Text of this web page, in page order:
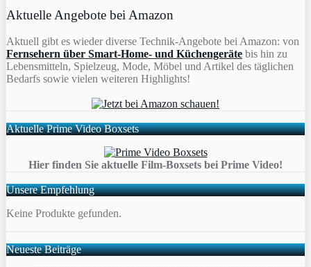
Aktuelle Angebote bei Amazon
Aktuell gibt es wieder diverse Technik-Angebote bei Amazon: von
Fernsehern über Smart-Home- und Küchengeräte bis hin zu
Lebensmitteln, Spielzeug, Mode, Möbel und Artikel des täglichen
Bedarfs sowie vielen weiteren Highlights!
Aktuelle Prime Video Boxsets
Hier finden Sie aktuelle Film-Boxsets bei Prime Video!
Unsere Empfehlung
Keine Produkte gefunden.
Neueste Beiträge